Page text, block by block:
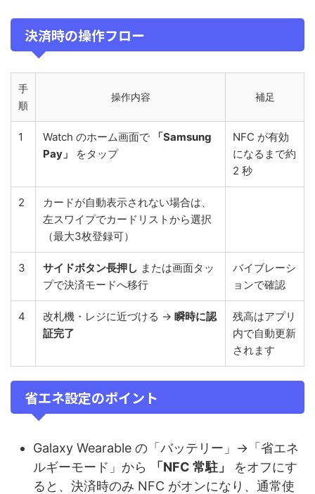
決済時の操作フロー
手
順
操作内容 補足
1 Watch のホーム画面で
「Samsung
Pay」
をタップ
NFC が有効
になるまで約
2 秒
2
カードが自動表示されない場合は、
左スワイプでカードリストから選択
（最大3枚登録可）
3 サイドボタン長押し または画面タッ
プで決済モードへ移行
バイブレーシ
ョンで確認
4 改札機・レジに近づける → 瞬時に認
証完了
残高はアプリ
内で自動更新
されます
省エネ設定のポイント
Galaxy Wearable の「バッテリー」→「省エネ
ルギーモード」から
「NFC 常駐」
をオフにす
ると、決済時のみ NFC がオンになり、通常使